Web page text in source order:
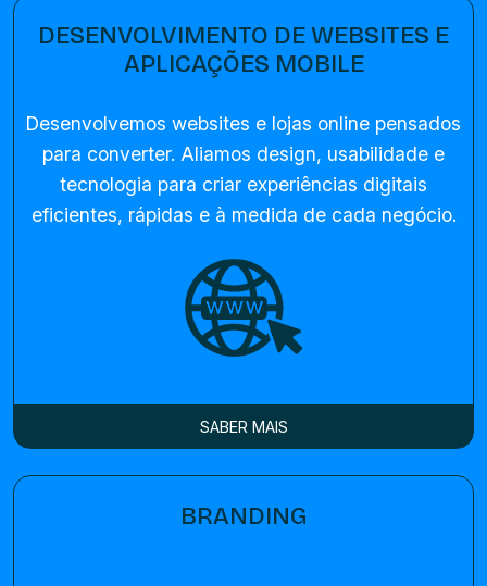
DESENVOLVIMENTO DE WEBSITES E
APLICAÇÕES MOBILE
Desenvolvemos websites e lojas online pensados
para converter. Aliamos design, usabilidade e
tecnologia para criar experiências digitais
eficientes, rápidas e à medida de cada negócio.
SABER MAIS
BRANDING